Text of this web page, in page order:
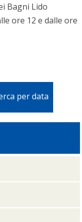
Bagni Lido
ore 12 e dalle ore
per data